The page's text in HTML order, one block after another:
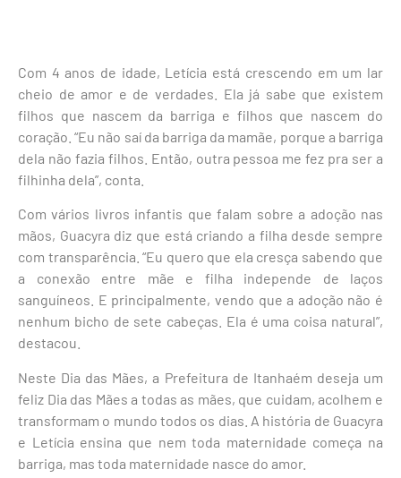
Com 4 anos de idade, Letícia está crescendo em um lar
cheio de amor e de verdades. Ela já sabe que existem
filhos que nascem da barriga e filhos que nascem do
coração. “Eu não saí da barriga da mamãe, porque a barriga
dela não fazia filhos. Então, outra pessoa me fez pra ser a
filhinha dela”, conta.
Com vários livros infantis que falam sobre a adoção nas
mãos, Guacyra diz que está criando a filha desde sempre
com transparência. “Eu quero que ela cresça sabendo que
a conexão entre mãe e filha independe de laços
sanguíneos. E principalmente, vendo que a adoção não é
nenhum bicho de sete cabeças. Ela é uma coisa natural”,
destacou.
Neste Dia das Mães, a Prefeitura de Itanhaém deseja um
feliz Dia das Mães a todas as mães, que cuidam, acolhem e
transformam o mundo todos os dias. A história de Guacyra
e Letícia ensina que nem toda maternidade começa na
barriga, mas toda maternidade nasce do amor.